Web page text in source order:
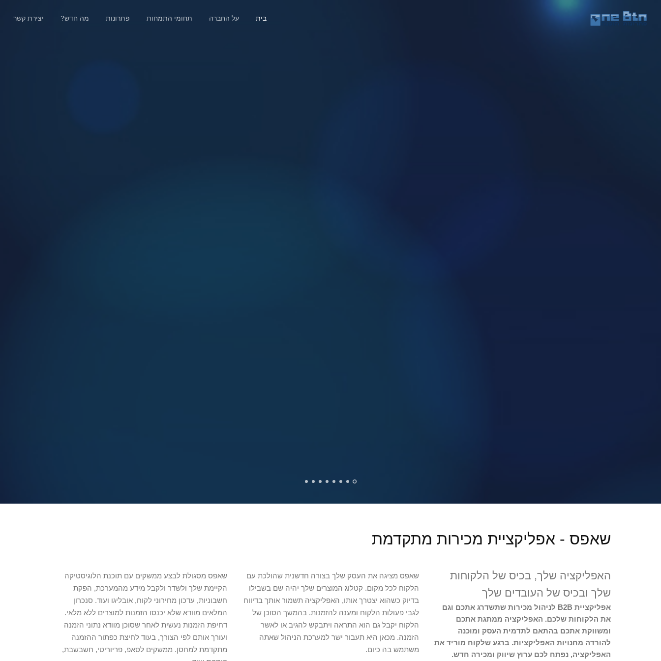
בית על החברה תחומי התמחות פתרונות מה חדש? יצירת קשר
שאפס - אפליקציית מכירות מתקדמת
האפליקציה שלך, בכיס של הלקוחות
שלך ובכיס של העובדים שלך
אפליקציית B2B לניהול מכירות שתשדרג אתכם וגם
את הלקוחות שלכם. האפליקציה ממתגת אתכם
ומשווקת אתכם בהתאם לתדמית העסק ומוכנה
להורדה מחנויות האפליקציות. ברגע שלקוח מוריד את
האפליקציה, נפתח לכם ערוץ שיווק ומכירה חדש.
שאפס מציגה את העסק שלך בצורה חדשנית שהולכת עם
הלקוח לכל מקום. קטלוג המוצרים שלך יהיה שם בשבילו
בדיוק כשהוא יצטרך אותו, האפליקציה תשמור אותך בדיווח
לגבי פעולות הלקוח ומענה להזמנות. בהמשך הסוכן של
הלקוח יקבל גם הוא התראה ויתבקש להגיב או לאשר
הזמנה. מכאן היא תעבור ישר למערכת הניהול שאתה
משתמש בה כיום.
שאפס מסגולת לבצע ממשקים עם תוכנת הלוגיסטיקה
הקיימת שלך ולשדר ולקבל מידע מהמערכת, הפקת
חשבוניות, עדכון מחירוני לקוח, אובליגו ועוד. סנכרון
המלאים מוודא שלא יכנסו הזמנות למוצרים ללא מלאי.
דחיפת הזמנות נעשית לאחר שסוכן מוודא נתוני הזמנה
ועורך אותם לפי הצורך, בעוד לחיצת כפתור ההזמנה
מתקדמת למחסן. ממשקים לסאפ, פריוריטי, חשבשבת,